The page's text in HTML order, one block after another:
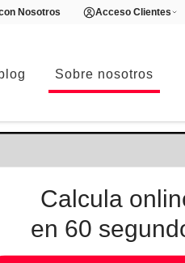
Nosotros Acceso Clientes
Sobre nosotros
Calcula
en 60